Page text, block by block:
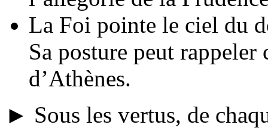
La Foi pointe le ciel du
Sa posture peut
d’Athènes.
► Sous les vertus, de